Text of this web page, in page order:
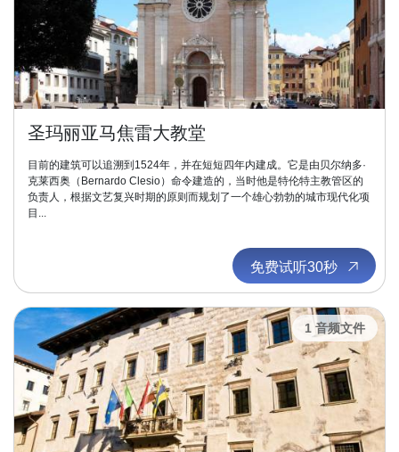
圣玛丽亚马焦雷大教堂
目前的建筑可以追溯到1524年，并在短短四年内建成。它是由贝尔纳多·
克莱西奥（Bernardo Clesio）命令建造的，当时他是特伦特主教管区的
负责人，根据文艺复兴时期的原则而规划了一个雄心勃勃的城市现代化项
目...
免费试听30秒
1 音频文件